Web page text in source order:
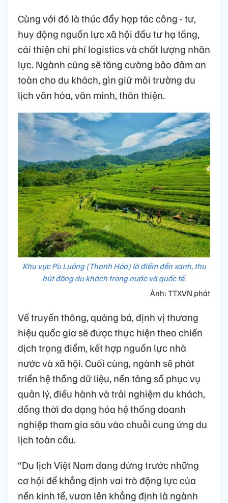
Cùng với đó là thúc đẩy hợp tác công - tư,
huy động nguồn lực xã hội đầu tư hạ tầng,
cải thiện chi phí logistics và chất lượng nhân
lực. Ngành cũng sẽ tăng cường bảo đảm an
toàn cho du khách, gìn giữ môi trường du
lịch văn hóa, văn minh, thân thiện.
Khu vực Pù Luông (Thanh Hóa) là điểm đến xanh, thu
hút đông du khách trong nước và quốc tế.
Ảnh: TTXVN phát
Về truyền thông, quảng bá, định vị thương
hiệu quốc gia sẽ được thực hiện theo chiến
dịch trọng điểm, kết hợp nguồn lực nhà
nước và xã hội. Cuối cùng, ngành sẽ phát
triển hệ thống dữ liệu, nền tảng số phục vụ
quản lý, điều hành và trải nghiệm du khách,
đồng thời đa dạng hóa hệ thống doanh
nghiệp tham gia sâu vào chuỗi cung ứng du
lịch toàn cầu.
“Du lịch Việt Nam đang đứng trước những
cơ hội để khẳng định vai trò động lực của
nền kinh tế, vươn lên khẳng định là ngành